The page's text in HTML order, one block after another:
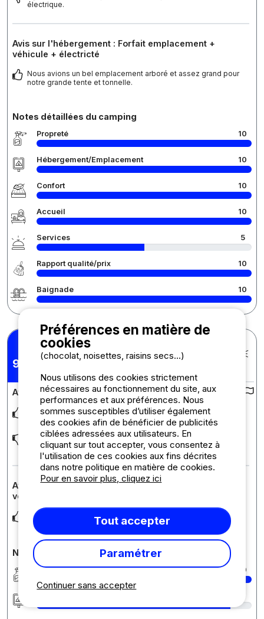
électrique.
Avis sur l'hébergement : Forfait emplacement +
véhicule + électricté
Nous avions un bel emplacement arboré et assez grand pour
notre grande tente et tonnelle.
Notes détaillées du camping
Propreté 10
Hébergement/Emplacement 10
Confort 10
Accueil 10
Services 5
Rapport qualité/prix 10
Baignade 10
9,88
Maëva G.
Posté le 28/07/2025
Avis sur le camping :
L’accueil est super, le personnel est adorable
On avait un arbre au milieu de notre emplacement mais pour
deux ça allait
Avis sur l'hébergement : Forfait emplacement +
véhicule + électricté
C’était super !
Notes détaillées du camping
Propreté 10
Continuer sans accepter
Préférences en matière de
cookies
(chocolat, noisettes, raisins secs...)
Nous utilisons des cookies strictement
nécessaires au fonctionnement du site, aux
performances et aux préférences. Nous
sommes susceptibles d’utiliser également
des cookies afin de bénéficier de publicités
ciblées adressées aux utilisateurs. En
cliquant sur tout accepter, vous consentez à
l'utilisation de ces cookies aux fins décrites
dans notre politique en matière de cookies.
Pour en savoir plus, cliquez ici
Tout accepter
Paramétrer